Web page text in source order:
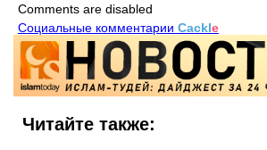
Comments are disabled
Социальные комментарии Cackle
Читайте также: